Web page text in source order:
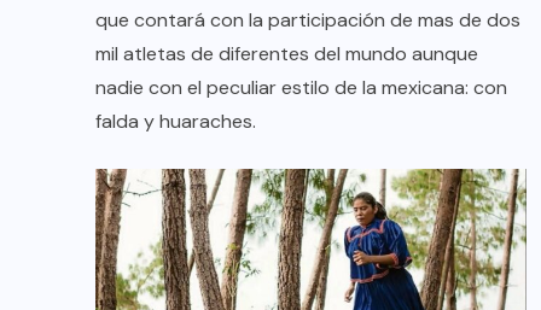
que contará con la participación de mas de dos
mil atletas de diferentes del mundo aunque
nadie con el peculiar estilo de la mexicana: con
falda y huaraches.